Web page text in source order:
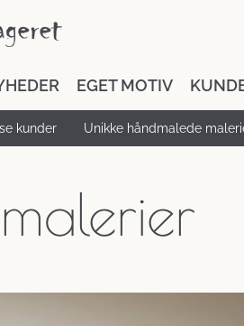
EGET MOTIV
kunder Unikke håndmalede